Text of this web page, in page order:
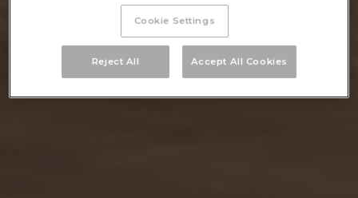
Cookie Settings
Reject All Accept All Cookies